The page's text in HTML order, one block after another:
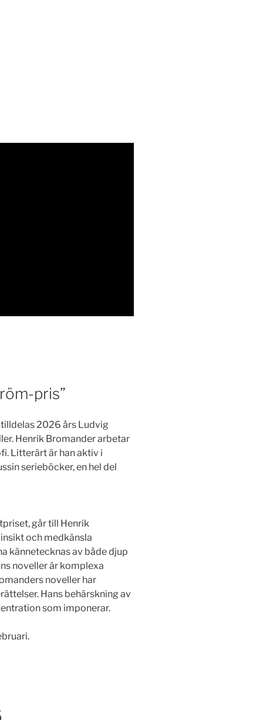
pris”
2026 års Ludvig
Henrik Bromander arbetar
Litterärt är han aktiv i
serieböcker, en hel del
går till Henrik
och medkänsla
kännetecknas av både djup
noveller är komplexa
noveller har
Hans behärskning av
som imponerar.